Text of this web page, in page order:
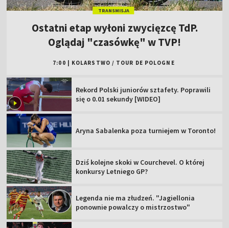
TRANSMISJA
Ostatni etap wyłoni zwycięzcę TdP.
Oglądaj "czasówkę" w TVP!
7:00 KOLARSTWO / TOUR DE POLOGNE
Rekord Polski juniorów sztafety. Poprawili
się o 0.01 sekundy [WIDEO]
Aryna Sabalenka poza turniejem w Toronto!
Dziś kolejne skoki w Courchevel. O której
konkursy Letniego GP?
Legenda nie ma złudzeń. "Jagiellonia
ponownie powalczy o mistrzostwo"